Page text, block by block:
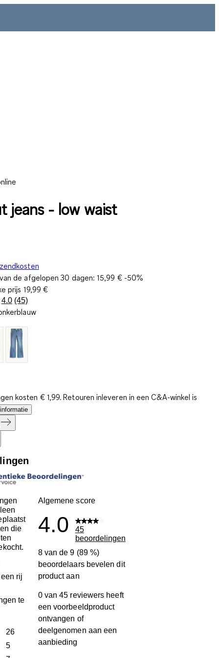
jeans - low waist
de afgelopen 30 dagen:15,99 €-50%
prijs 19,99 €
4.0 Lees
45
Dezelfde
paginalink.
(45)
kosten € 1,99. Retouren inleveren in een C&A-winkel is
die
rij
te
sterren
26
26 beoordelingen met 5 sterren.
sterren
5
Algemene score
4.0
45
beoordelingen
8 van de 9 (89 %)
beoordelaars bevelen dit
product aan
0 van 45 reviewers heeft
een voorbeeldproduct
ontvangen of
deelgenomen aan een
aanbieding